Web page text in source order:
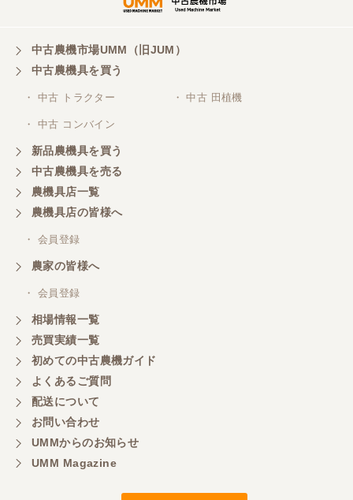
対応も、よくしてくれました、有難うございまし
三重県／山本
対応ありがとうございました。
三重県／山本
共立シュレッターを受け取りました。 状態は問題な
く、エンジンも調子がよさそうです。 ありがとうご
ざいました。
三重県／
嫌な顔をせずに一生懸命頑張ってくれる中山さんに
感謝しています。ここで3台買いましたが、これから
もよろしくお願いしたいです。
三重県／
初めてコンバインを買いに行ったのですが、とても
明るい方に担当していただき細かく説明して下さっ
てとても嬉しかったです。
中古農機市場UMM（旧JUM）
中古農機具を買う
・ 中古 トラクター ・ 中古 田植機
・ 中古 コンバイン
新品農機具を買う
中古農機具を売る
農機具店一覧
農機具店の皆様へ
・ 会員登録
農家の皆様へ
・ 会員登録
相場情報一覧
売買実績一覧
初めての中古農機ガイド
よくあるご質問
配送について
お問い合わせ
UMMからのお知らせ
UMM Magazine